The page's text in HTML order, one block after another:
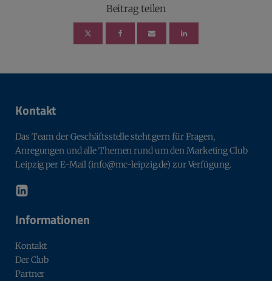
Beitrag teilen
Kontakt
Das Team der Geschäftsstelle steht gern für Fragen,
Anregungen und alle Themen rund um den Marketing Club
Leipzig per E-Mail (info@mc-leipzig.de) zur Verfügung.
Informationen
Kontakt
Der Club
Partner